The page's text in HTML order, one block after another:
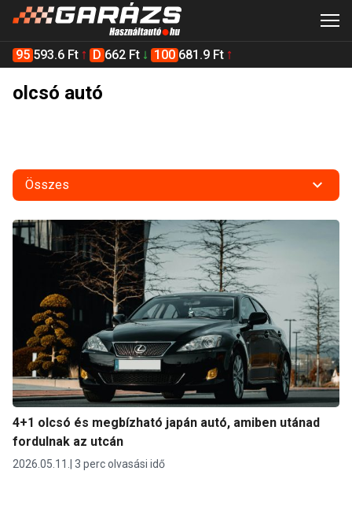
95 593.6 Ft D 662 Ft 100 681.9 Ft
olcsó autó
Összes
4+1 olcsó és megbízható japán autó, amiben utánad
fordulnak az utcán
2026.05.11. 3 perc olvasási idő